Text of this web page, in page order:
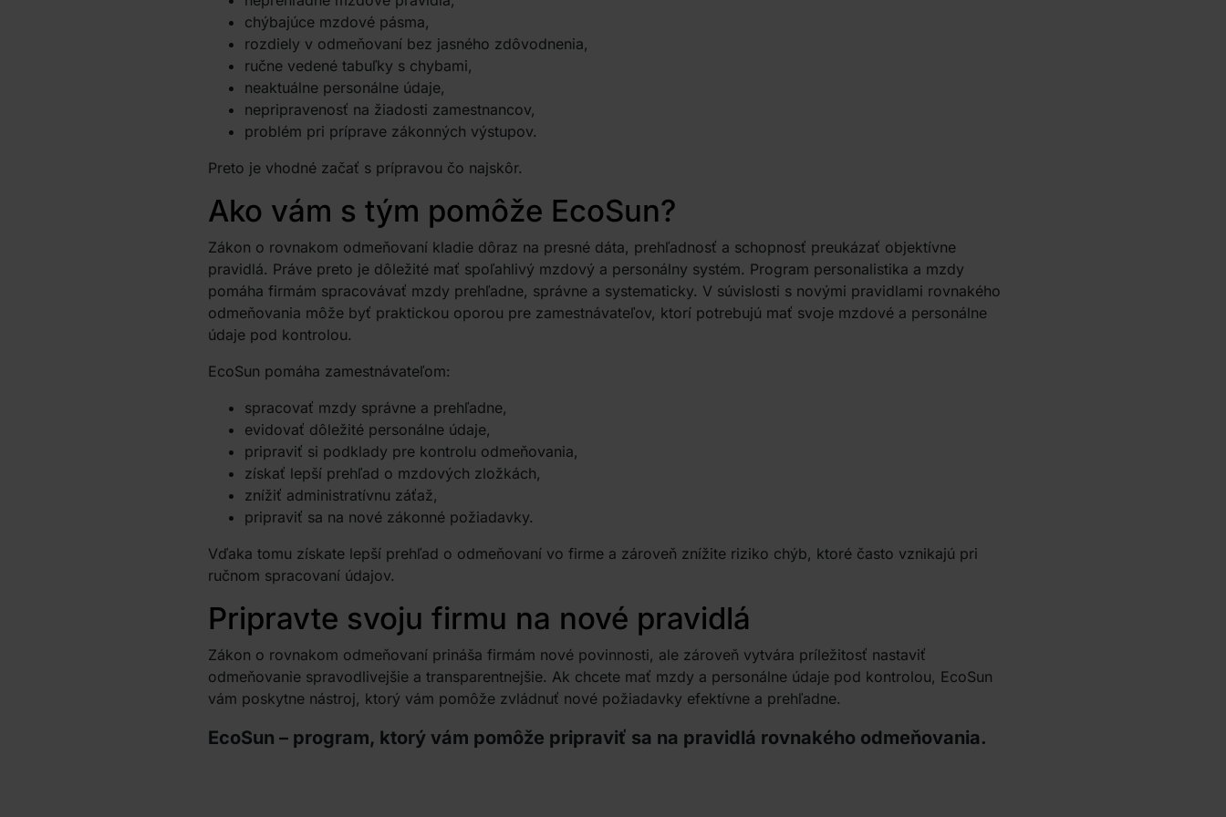
chýbajúce mzdové pásma,
rozdiely v odmeňovaní bez jasného zdôvodnenia,
ručne vedené tabuľky s chybami,
neaktuálne personálne údaje,
nepripravenosť na žiadosti zamestnancov,
problém pri príprave zákonných výstupov.
Preto je vhodné začať s prípravou čo najskôr.
Ako vám s tým pomôže EcoSun?
Zákon o rovnakom odmeňovaní kladie dôraz na presné dáta, prehľadnosť a schopnosť preukázať objektívne
pravidlá. Práve preto je dôležité mať spoľahlivý mzdový a personálny systém. Program personalistika a mzdy
pomáha firmám spracovávať mzdy prehľadne, správne a systematicky. V súvislosti s novými pravidlami rovnakého
odmeňovania môže byť praktickou oporou pre zamestnávateľov, ktorí potrebujú mať svoje mzdové a personálne
údaje pod kontrolou.
EcoSun pomáha zamestnávateľom:
spracovať mzdy správne a prehľadne,
evidovať dôležité personálne údaje,
pripraviť si podklady pre kontrolu odmeňovania,
získať lepší prehľad o mzdových zložkách,
znížiť administratívnu záťaž,
pripraviť sa na nové zákonné požiadavky.
Vďaka tomu získate lepší prehľad o odmeňovaní vo firme a zároveň znížite riziko chýb, ktoré často vznikajú pri
ručnom spracovaní údajov.
Pripravte svoju firmu na nové pravidlá
Zákon o rovnakom odmeňovaní prináša firmám nové povinnosti, ale zároveň vytvára príležitosť nastaviť
odmeňovanie spravodlivejšie a transparentnejšie. Ak chcete mať mzdy a personálne údaje pod kontrolou, EcoSun
vám poskytne nástroj, ktorý vám pomôže zvládnuť nové požiadavky efektívne a prehľadne.
EcoSun – program, ktorý vám pomôže pripraviť sa na pravidlá rovnakého odmeňovania.